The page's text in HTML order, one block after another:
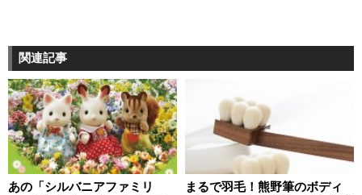
関連記事
あの「シルバニアファミリ
まるで羽毛！熊野筆のボディ